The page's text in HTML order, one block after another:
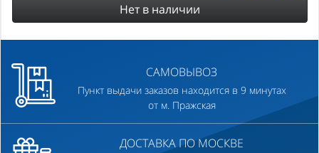
Нет в наличии
САМОВЫВОЗ
Пункт выдачи заказов находится в 9 минутах
от м. Пражская
ДОСТАВКА ПО МОСКВЕ